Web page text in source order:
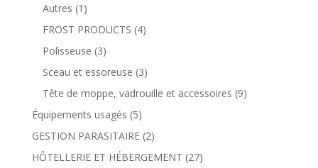
Autres (1)
FROST PRODUCTS (4)
Polisseuse (3)
Sceau et essoreuse (3)
Tête de moppe, vadrouille et accessoires (9)
Équipements usagés (5)
GESTION PARASITAIRE (2)
HÔTELLERIE ET HÉBERGEMENT (27)